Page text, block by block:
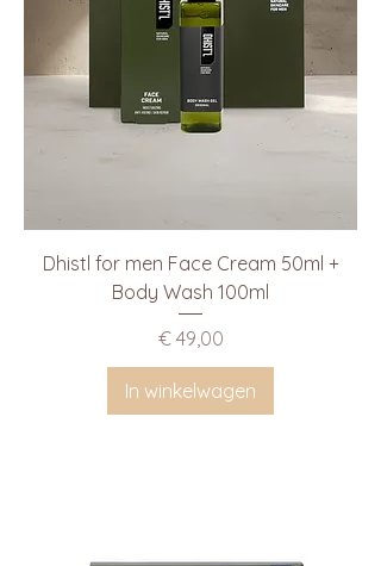
Dhistl for men Face Cream 50ml +
Body Wash 100ml
Prijs
€ 49,00
In winkelwagen